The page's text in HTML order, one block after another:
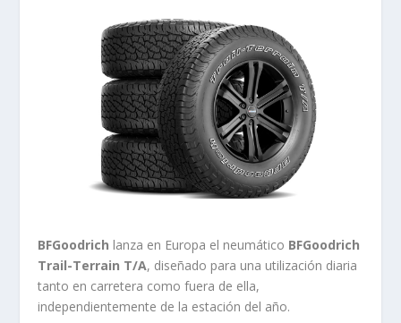
BFGoodrich lanza en Europa el neumático BFGoodrich
Trail-Terrain T/A, diseñado para una utilización diaria
tanto en carretera como fuera de ella,
independientemente de la estación del año.